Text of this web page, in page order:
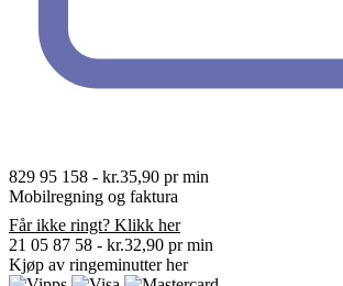
829 95 158 - kr.35,90 pr min
Mobilregning og faktura
Får ikke ringt? Klikk her
21 05 87 58 - kr.32,90 pr min
Kjøp av ringeminutterher